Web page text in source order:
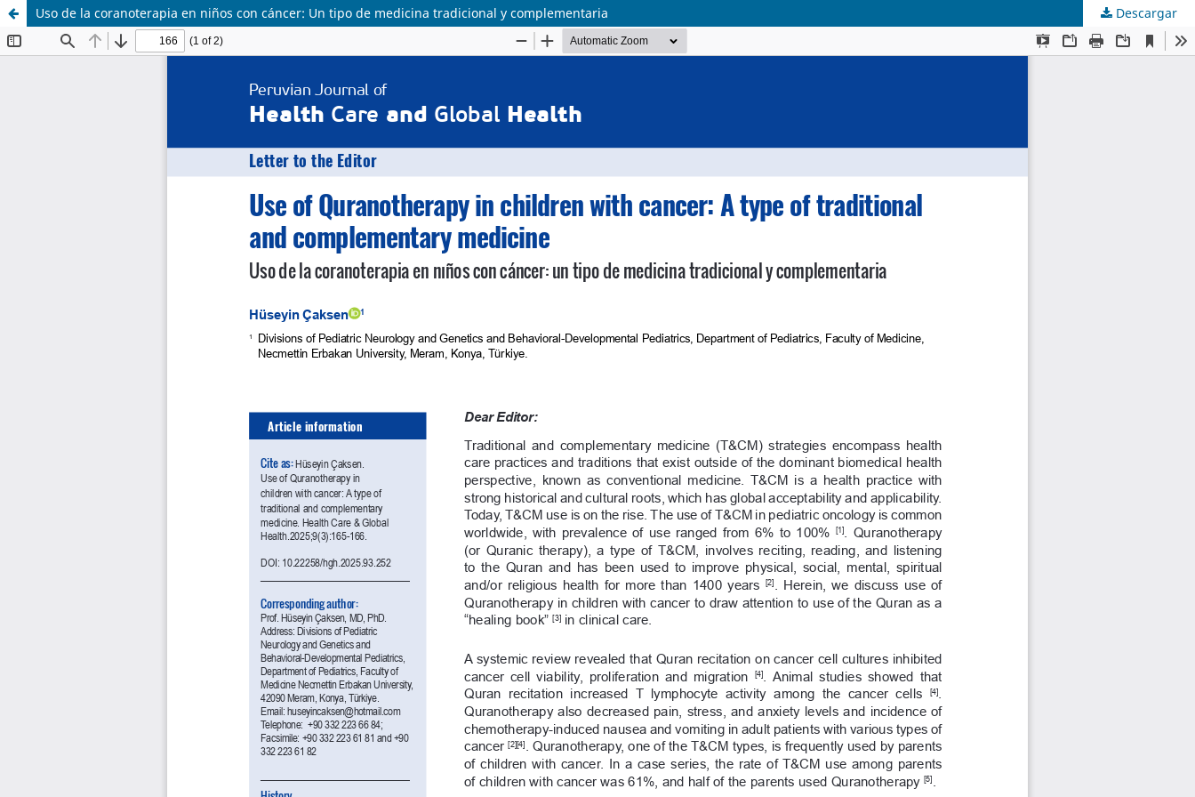
Uso de la coranoterapia en niños con cáncer: Un tipo de medicina tradicional y complementaria Descargar